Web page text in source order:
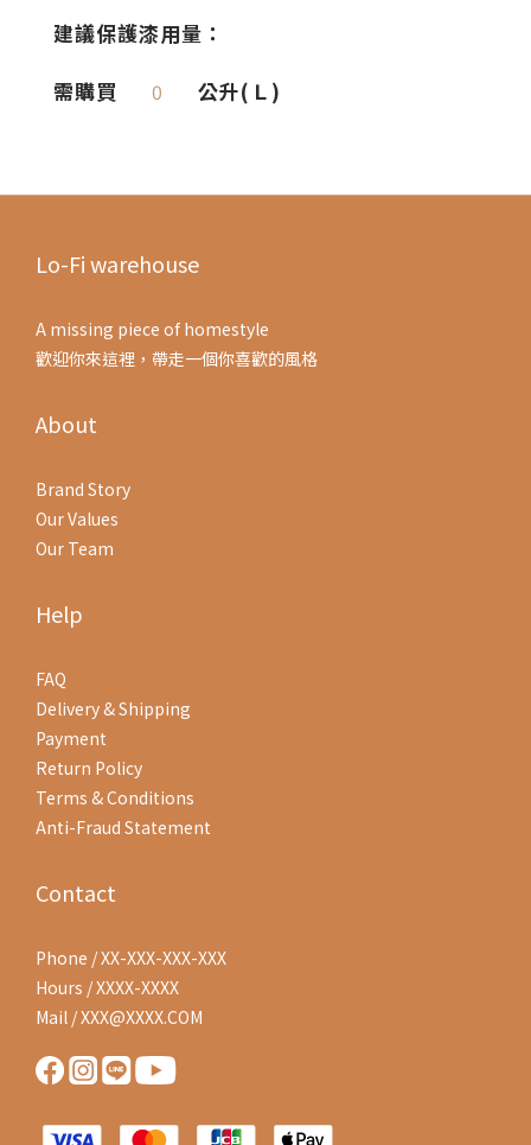
建議保護漆用量：
需購買
0 公升(Ｌ)
Lo-Fi warehouse
A missing piece of homestyle
歡迎你來這裡，帶走一個你喜歡的風格
About
Brand Story
Our Values
Our Team
Help
FAQ
Delivery & Shipping
Payment
Return Policy
Terms & Conditions
Anti-Fraud Statement
Contact
Phone / XX-XXX-XXX-XXX
Hours / XXXX-XXXX
Mail / XXX@XXXX.COM